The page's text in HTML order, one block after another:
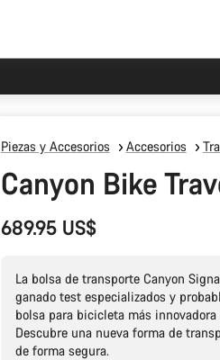
Piezas y Accesorios Accesorios
Canyon Bike
689.95 US$
La bolsa de transporte Canyon
ganado test especializados y
bolsa para bicicleta más innovadora
Descubre una nueva forma de
de forma segura.